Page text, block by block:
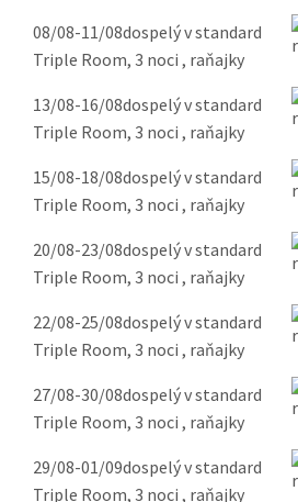
08/08-11/08dospelý v standard
Triple Room, 3 noci , raňajky
13/08-16/08dospelý v standard
Triple Room, 3 noci , raňajky
15/08-18/08dospelý v standard
Triple Room, 3 noci , raňajky
20/08-23/08dospelý v standard
Triple Room, 3 noci , raňajky
22/08-25/08dospelý v standard
Triple Room, 3 noci , raňajky
27/08-30/08dospelý v standard
Triple Room, 3 noci , raňajky
29/08-01/09dospelý v standard
Triple Room, 3 noci , raňajky